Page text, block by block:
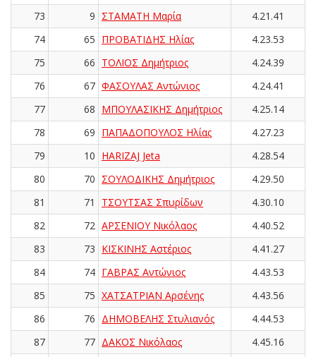
73
9 ΣΤΑΜΑΤΗ Μαρία
4.21.41
74
65 ΠΡΟΒΑΤΙΔΗΣ Ηλίας
4.23.53
75
66 ΤΟΛΙΟΣ Δημήτριος
4.24.39
76
67 ΦΑΣΟΥΛΑΣ Αντώνιος
4.24.41
77
68 ΜΠΟΥΛΑΣΙΚΗΣ Δημήτριος
4.25.14
78
69 ΠΑΠΑΔΟΠΟΥΛΟΣ Ηλίας
4.27.23
79
10 HARIZAJ Jeta
4.28.54
80
70 ΣΟΥΛΟΔΙΚΗΣ Δημήτριος
4.29.50
81
71 ΤΣΟΥΤΣΑΣ Σπυρίδων
4.30.10
82
72 ΑΡΣΕΝΙΟΥ Νικόλαος
4.40.52
83
73 ΚΙΣΚΙΝΗΣ Αστέριος
4.41.27
84
74 ΓΑΒΡΑΣ Αντώνιος
4.43.53
85
75 ΧΑΤΣΑΤΡΙΑΝ Αρσένης
4.43.56
86
76 ΔΗΜΟΒΕΛΗΣ Στυλιανός
4.44.53
87
77 ΔΑΚΟΣ Νικόλαος
4.45.16